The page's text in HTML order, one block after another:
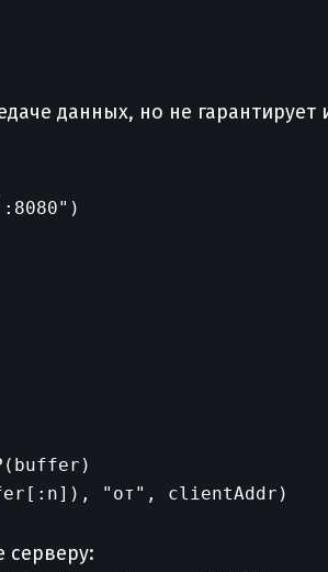
данных, но не
"от", clientAddr)
серверу: